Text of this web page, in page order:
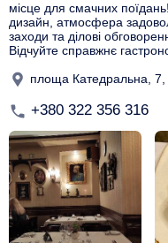
місце для смачних
дизайн, атмосфера
заходи та ділові
Відчуйте справжнє
площа Катедральна, 7,
+380 322 356 316